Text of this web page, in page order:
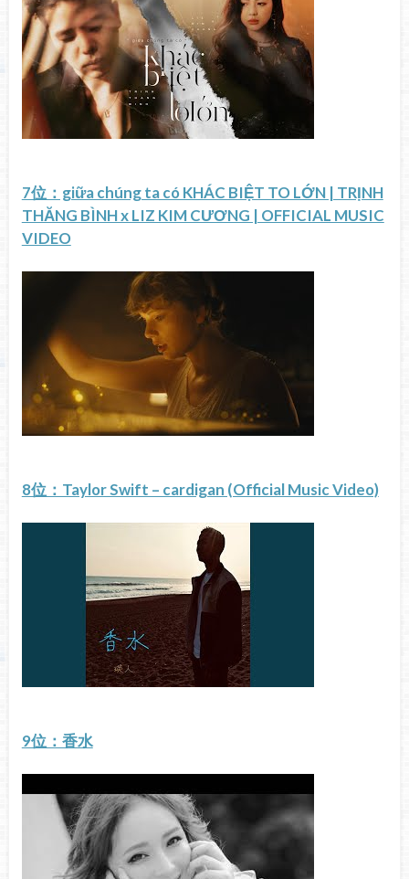
7位：giữa chúng ta có KHÁC BIỆT TO LỚN | TRỊNH
THĂNG BÌNH x LIZ KIM CƯƠNG | OFFICIAL MUSIC
VIDEO
8位：Taylor Swift – cardigan (Official Music Video)
9位：香水